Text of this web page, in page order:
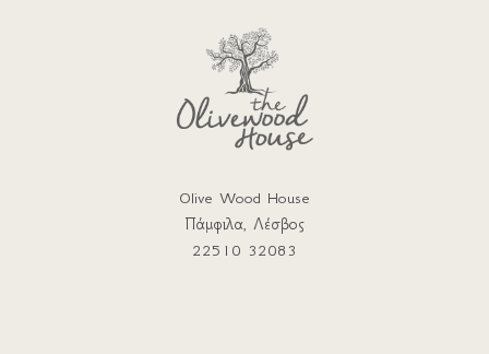
Olive Wood House
Πάμφιλα, Λέσβος
22510 32083